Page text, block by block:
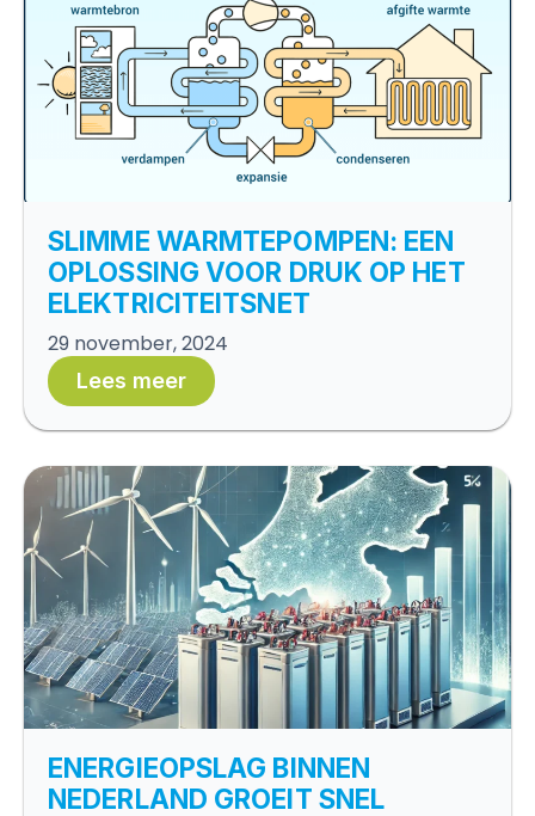
SLIMME WARMTEPOMPEN: EEN
OPLOSSING VOOR DRUK OP HET
ELEKTRICITEITSNET
29 november, 2024
Lees meer
ENERGIEOPSLAG BINNEN
NEDERLAND GROEIT SNEL